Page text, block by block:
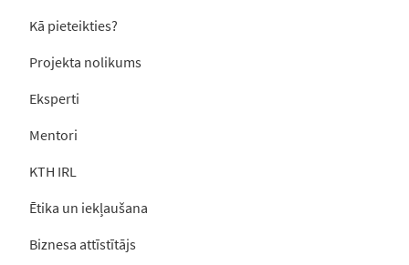
Kā pieteikties?
Projekta nolikums
Eksperti
Mentori
KTH IRL
Ētika un iekļaušana
Biznesa attīstītājs